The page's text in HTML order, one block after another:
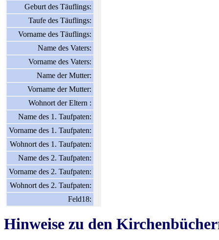
Geburt des Täuflings:
Taufe des Täuflings:
Vorname des Täuflings:
Name des Vaters:
Vorname des Vaters:
Name der Mutter:
Vorname der Mutter:
Wohnort der Eltern :
Name des 1. Taufpaten:
Vorname des 1. Taufpaten:
Wohnort des 1. Taufpaten:
Name des 2. Taufpaten:
Vorname des 2. Taufpaten:
Wohnort des 2. Taufpaten:
Feld18:
Hinweise zu den